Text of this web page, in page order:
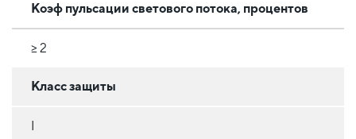
Коэф пульсации светового потока, процентов
≥ 2
Класс защиты